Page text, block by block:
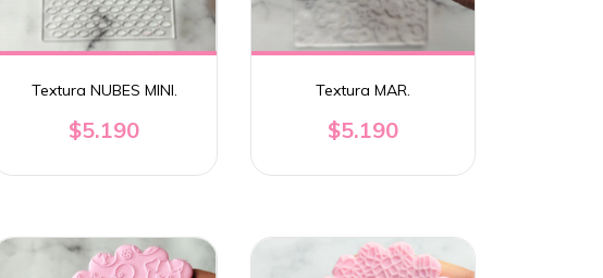
Textura NUBES MINI.
$5.190
Textura MAR.
$5.190